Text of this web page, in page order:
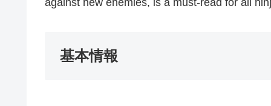
against new enemies, is a must-read for all
基本情報